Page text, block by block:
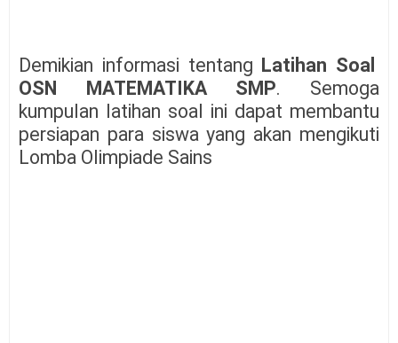
Demikian informasi tentang Latihan Soal
OSN MATEMATIKA SMP. Semoga
kumpulan latihan soal ini dapat membantu
persiapan para siswa yang akan mengikuti
Lomba Olimpiade Sains